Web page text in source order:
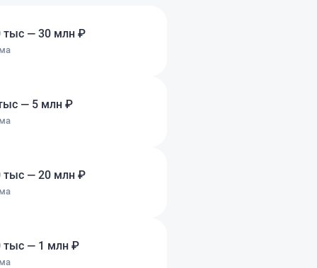
а наоборот искали
подход.
тыс — 30 млн ₽
— 5 млн ₽
тыс — 20 млн ₽
тыс — 1 млн ₽